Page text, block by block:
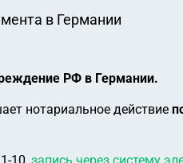
в Германии
РФ в Германии.
нотариальное действие